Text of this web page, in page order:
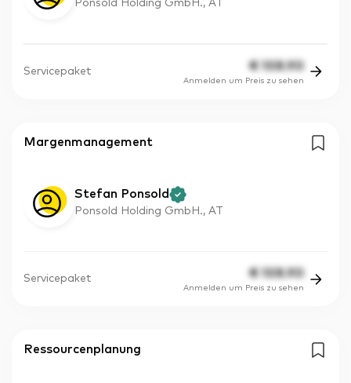
Ponsold Holding GmbH., AT
Servicepaket € 108.90
Anmelden um Preis zu sehen
Margenmanagement
Stefan Ponsold
Ponsold Holding GmbH., AT
Servicepaket € 108.90
Anmelden um Preis zu sehen
Ressourcenplanung